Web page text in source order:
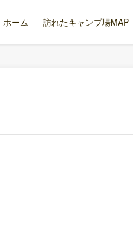
ホーム 訪れたキャンプ場MAP